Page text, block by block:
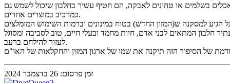
בשלמים או טחונים לאבקה, הם חטיף עשיר בחלבון שיכול לשמש גם
כמרכיב במוצרים אחרים.
חיפושיות כמזון דל שומן ועתיר חלבון המתאים לבני אדם, חיות מחמד ובעלי חיים, טוב לסביבה ומסוגל
לעזור להילחם ברעב.
זמן פרסום: 26 בדצמבר 2024